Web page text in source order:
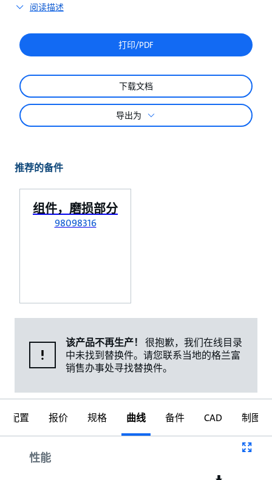
阅读描述
打印/PDF
下载文档
导出为
推荐的备件
组件，磨损部分
98098316
该产品不再生产！
很抱歉，我们在线目录
中未找到替换件。请您联系当地的格兰富
销售办事处寻找替换件。
配置 报价 规格 曲线 备件 CAD 制图
性能